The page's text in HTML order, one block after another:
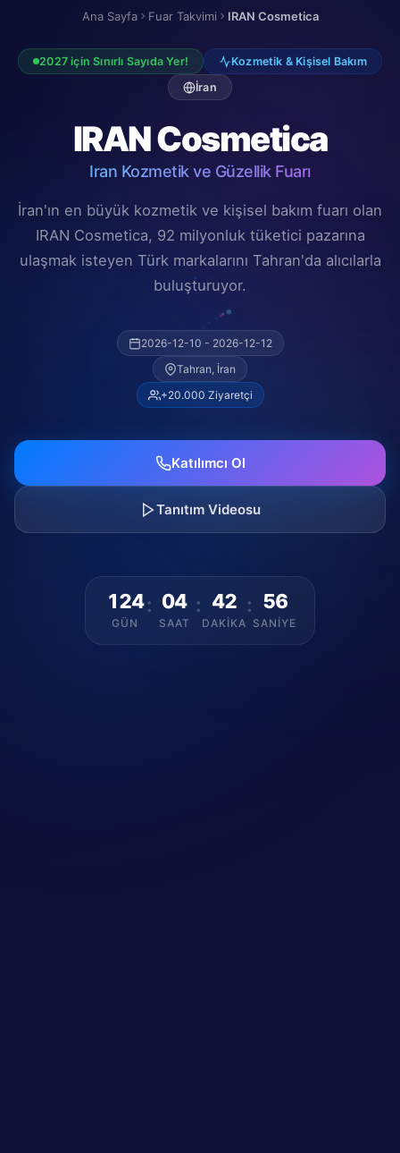
Ana Sayfa Fuar Takvimi IRAN Cosmetica
2027 için Sınırlı Sayıda Yer!
Kozmetik & Kişisel Bakım
İran
IRAN Cosmetica
Iran Kozmetik ve Güzellik Fuarı
İran'ın en büyük kozmetik ve kişisel bakım fuarı olan
IRAN Cosmetica, 92 milyonluk tüketici pazarına
ulaşmak isteyen Türk markalarını Tahran'da alıcılarla
buluşturuyor.
2026-12-10 - 2026-12-12
Tahran, İran
+20.000 Ziyaretçi
Katılımcı Ol
Tanıtım Videosu
124
GÜN
: 04
SAAT
: 42
DAKIKA
: 55
SANIYE